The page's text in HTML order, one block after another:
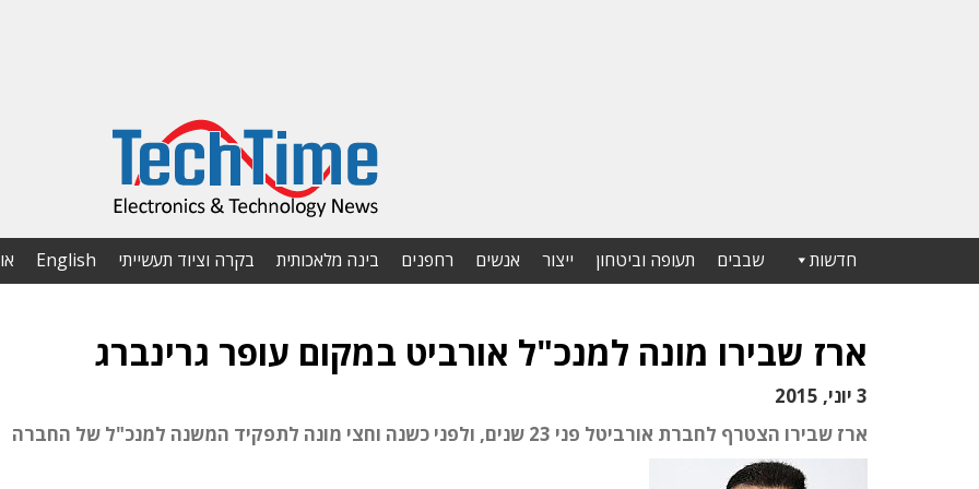
חדשות שבבים תעופה וביטחון ייצור אנשים רחפנים בינה מלאכותית בקרה וציוד תעשייתי English
ארז שבירו מונה למנכ"ל אורביט במקום עופר גרינברג
3 יוני, 2015
ארז שבירו הצטרף לחברת אורביטל פני 23 שנים, ולפני כשנה וחצי מונה לתפקיד המשנה למנכ"ל של החברה